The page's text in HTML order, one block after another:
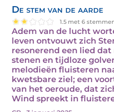
De stem van de aarde
1.5 met 6
Adem van de lucht
leven ontvouwt zich
resonerend een lied
stenen en tijdloze
melodieën fluisteren
kwetsbare ziel; een
van het oeroude, dat
Wind spreekt in